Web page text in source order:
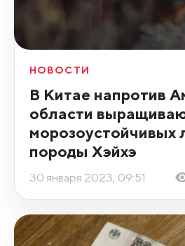
НОВОСТИ
В Китае напротив
области
морозоустойчивых
породы Хэйхэ
30 января 2023, 09:51